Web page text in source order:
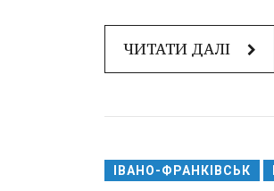
ЧИТАТИ ДАЛІ
ІВАНО-ФРАНКІВСЬК